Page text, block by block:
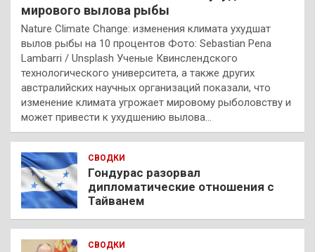
мирового вылова рыбы
Nature Climate Change: изменения климата ухудшат
вылов рыбы на 10 процентов Фото: Sebastian Pena
Lambarri / Unsplash Ученые Квинслендского
технологического университета, а также других
австралийских научных организаций показали, что
изменение климата угрожает мировому рыболовству и
может привести к ухудшению вылова…
СВОДКИ
Гондурас разорвал
дипломатические отношения с
Тайванем
СВОДКИ